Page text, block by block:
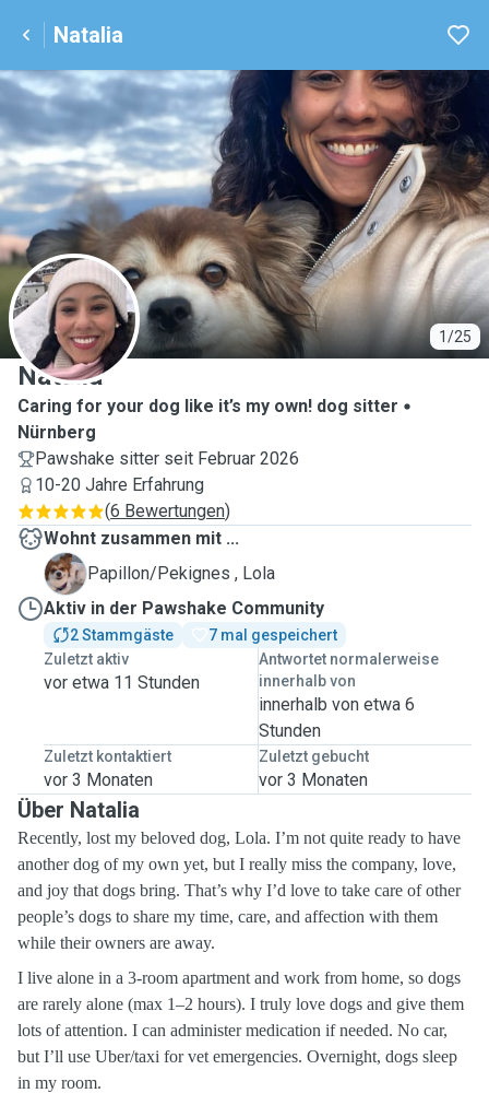
Natalia
1/25
N
Natalia
Caring for your dog like it’s my own! dog sitter
Nürnberg
Pawshake sitter seit Februar 2026
10-20 Jahre Erfahrung
(6 Bewertungen)
Wohnt zusammen mit ...
L
Papillon/Pekignes , Lola
Aktiv in der Pawshake Community
2 Stammgäste
7 mal gespeichert
Zuletzt aktiv
vor etwa 11 Stunden
Antwortet normalerweise
innerhalb von
innerhalb von etwa 6
Stunden
Zuletzt kontaktiert
vor 3 Monaten
Zuletzt gebucht
vor 3 Monaten
Über Natalia
Recently, lost my beloved dog, Lola. I’m not quite ready to have
another dog of my own yet, but I really miss the company, love,
and joy that dogs bring. That’s why I’d love to take care of other
people’s dogs to share my time, care, and affection with them
while their owners are away.
I live alone in a 3-room apartment and work from home, so dogs
are rarely alone (max 1–2 hours). I truly love dogs and give them
lots of attention. I can administer medication if needed. No car,
but I’ll use Uber/taxi for vet emergencies. Overnight, dogs sleep
in my room.